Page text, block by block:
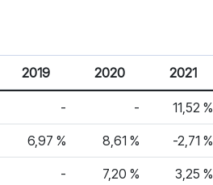
2019 2020 2021
- - 11,52 %
6,97 % 8,61 % -2,71 %
- 7,20 % 3,25 %